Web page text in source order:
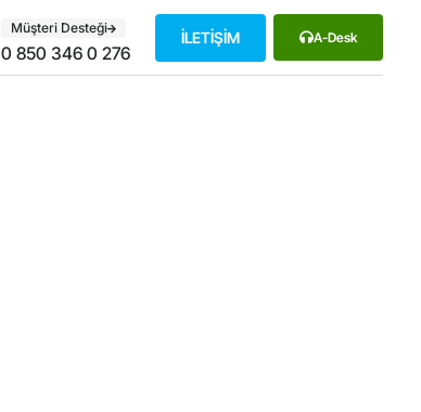
Müşteri Desteği
0 850 346 0 276
İLETİŞİM A-Desk